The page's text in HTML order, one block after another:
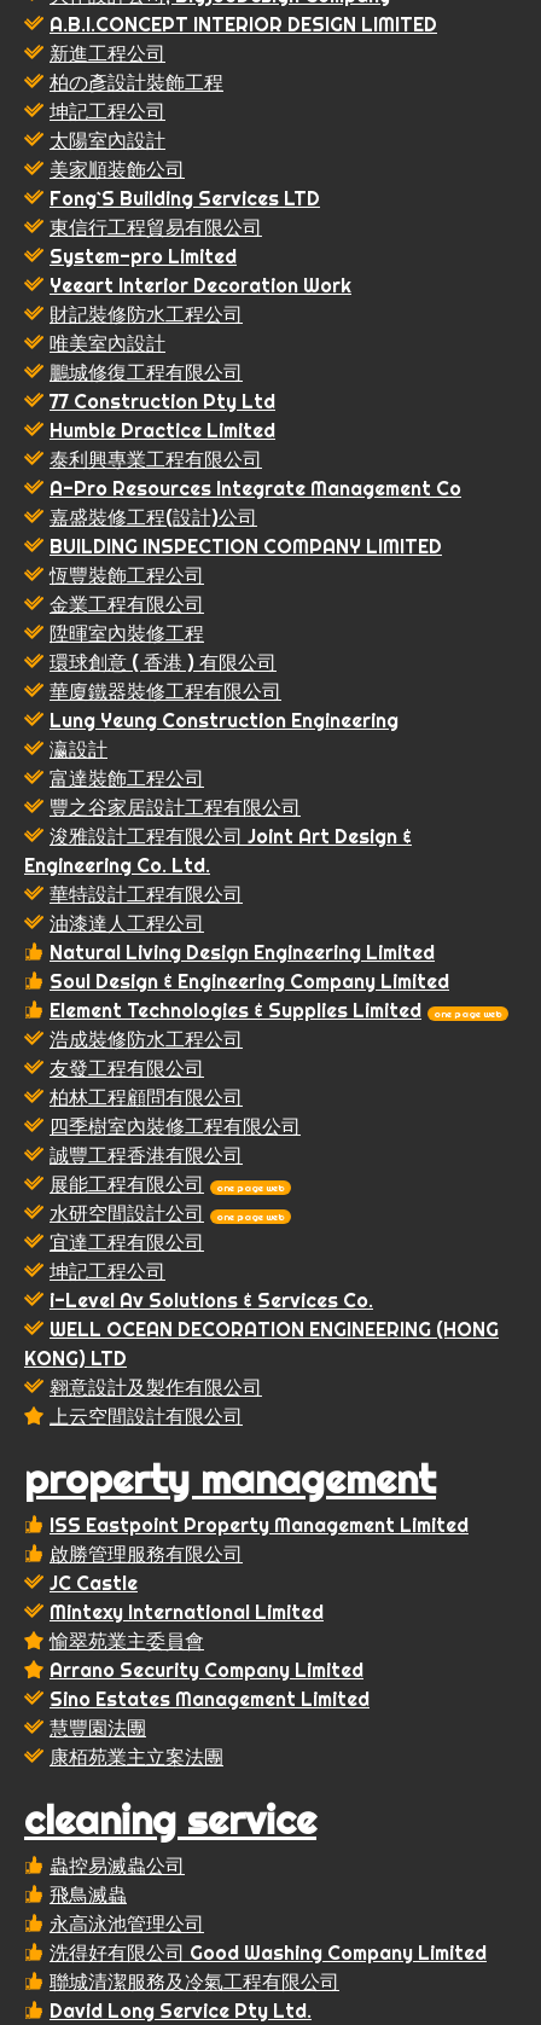
A.B.I.CONCEPT INTERIOR DESIGN LIMITED
新進工程公司
柏の彥設計裝飾工程
坤記工程公司
太陽室內設計
美家順装飾公司
Fong`S Building Services LTD
東信行工程貿易有限公司
System-pro Limited
Yeeart Interior Decoration Work
財記裝修防水工程公司
唯美室內設計
鵬城修復工程有限公司
77 Construction Pty Ltd
Humble Practice Limited
泰利興專業工程有限公司
A-Pro Resources Integrate Management Co
嘉盛裝修工程(設計)公司
BUILDING INSPECTION COMPANY LIMITED
恆豐裝飾工程公司
金業工程有限公司
陞暉室內裝修工程
環球創意 ( 香港 ) 有限公司
華廈鐵器裝修工程有限公司
Lung Yeung Construction Engineering
瀛設計
富達裝飾工程公司
豐之谷家居設計工程有限公司
浚雅設計工程有限公司 Joint Art Design &
Engineering Co. Ltd.
華特設計工程有限公司
油漆達人工程公司
Natural Living Design Engineering Limited
Soul Design & Engineering Company Limited
Element Technologies & Supplies Limited
one page web
浩成裝修防水工程公司
友發工程有限公司
柏林工程顧問有限公司
四季樹室內裝修工程有限公司
誠豐工程香港有限公司
展能工程有限公司
one page web
水研空間設計公司 one page web
宜達工程有限公司
坤記工程公司
i-Level Av Solutions & Services Co.
WELL OCEAN DECORATION ENGINEERING (HONG
KONG) LTD
翱意設計及製作有限公司
上云空間設計有限公司
property management
ISS Eastpoint Property Management Limited
啟勝管理服務有限公司
JC Castle
Mintexy International Limited
愉翠苑業主委員會
Arrano Security Company Limited
Sino Estates Management Limited
慧豐園法團
康栢苑業主立案法團
cleaning service
蟲控易滅蟲公司
飛鳥滅蟲
永高泳池管理公司
洗得好有限公司 Good Washing Company Limited
聯城清潔服務及冷氣工程有限公司
David Long Service Pty Ltd.